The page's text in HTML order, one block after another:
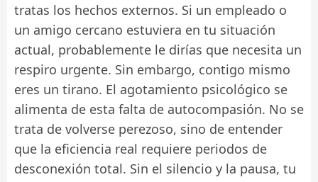
tratas los hechos externos. Si un empleado o
un amigo cercano estuviera en tu situación
actual, probablemente le dirías que necesita un
respiro urgente. Sin embargo, contigo mismo
eres un tirano. El agotamiento psicológico se
alimenta de esta falta de autocompasión. No se
trata de volverse perezoso, sino de entender
que la eficiencia real requiere periodos de
desconexión total. Sin el silencio y la pausa, tu